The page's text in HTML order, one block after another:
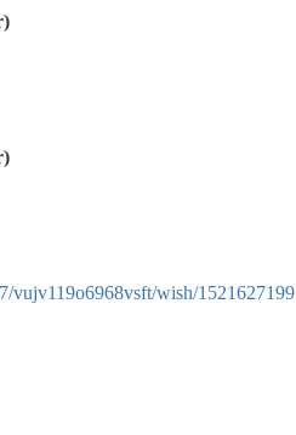
)
)
vujv119o6968vsft/wish/1521627199